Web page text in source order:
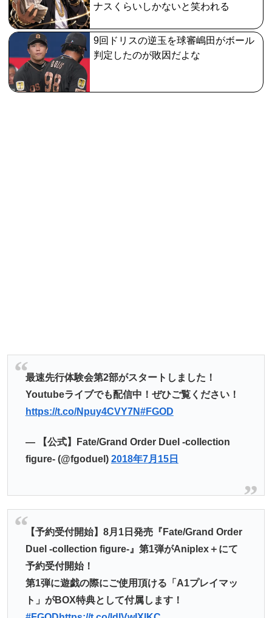
ナスくらいしかないと笑われる
9回ドリスの逆玉を球審嶋田がボール
判定したのが敗因だよな
最速先行体験会第2部がスタートしました！
Youtubeライブでも配信中！ぜひご覧ください！
https://t.co/Npuy4CVY7N#FGOD
— 【公式】Fate/Grand Order Duel -collection
figure- (@fgoduel) 2018年7月15日
【予約受付開始】8月1日発売『Fate/Grand Order
Duel -collection figure-』第1弾がAniplex＋にて
予約受付開始！
第1弾に遊戯の際にご使用頂ける「A1プレイマッ
ト」がBOX特典として付属します！